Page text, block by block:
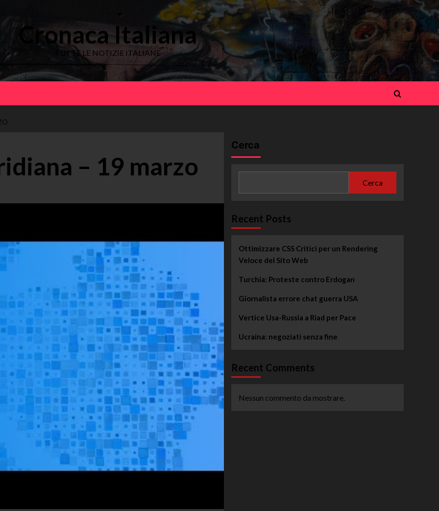
Cronaca Italiana
TUTTE LE NOTIZIE ITALIANE
– 19 marzo
Cerca
Cerca
Recent Posts
Ottimizzare CSS Critici per un Rendering
Veloce del Sito Web
Turchia: Proteste contro Erdogan
Giornalista errore chat guerra USA
Vertice Usa-Russia a Riad per Pace
Ucraina: negoziati senza fine
Recent Comments
Nessun commento da mostrare.